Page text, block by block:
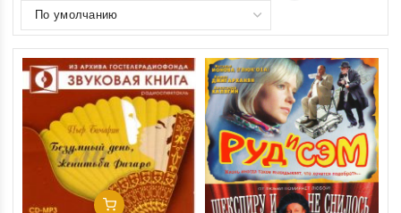
Добавить В Корзину